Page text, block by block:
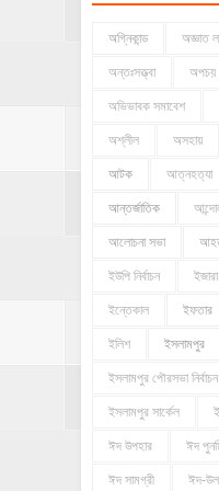
অগ্নিকান্ড অজ্ঞাত
অন্তঃসত্ত্বা অপচয়
অভিভাবক সমাবেশ
অশ্লীল অসহায়
আটক আত্নহত্যা
আন্তর্জাতিক
আলোচনা সভা
ইউপি নির্বাচন ইজারা
ইন্তেকাল ইফতার
ইলিশ ইসলামপুর
ইসলামপুর পৌরসভা নির্বাচন
ইসলামপুর সার্কেল
ঈদ উপহার ঈদ
ঈদ সামগ্রী ঈদ-